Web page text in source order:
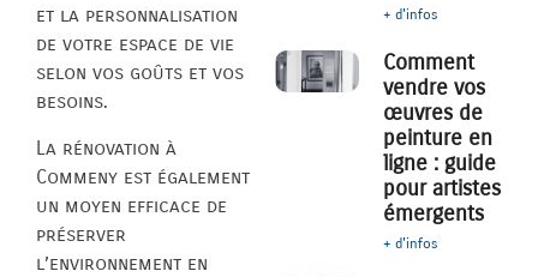
et la personnalisation
de votre espace de vie
selon vos goûts et vos
besoins.
La rénovation à
Commeny est également
un moyen efficace de
préserver
l’environnement en
+ d'infos
Comment
vendre vos
œuvres de
peinture en
ligne : guide
pour artistes
émergents
+ d'infos